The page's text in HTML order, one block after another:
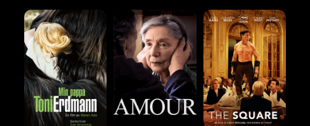
LES MER LES MER LES MER